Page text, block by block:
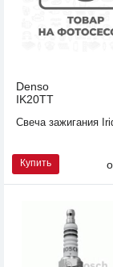
Denso
IK20TT
Свеча зажигания
Купить